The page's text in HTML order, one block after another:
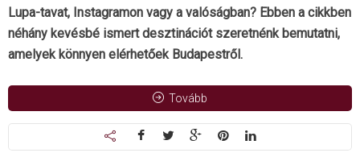
Lupa-tavat, Instagramon vagy a valóságban? Ebben a cikkben
néhány kevésbé ismert desztinációt szeretnénk bemutatni,
amelyek könnyen elérhetőek Budapestről.
Tovább